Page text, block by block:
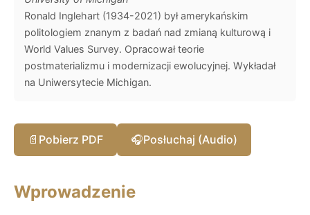
Ronald Inglehart (1934-2021) był amerykańskim
politologiem znanym z badań nad zmianą kulturową i
World Values Survey. Opracował teorie
postmaterializmu i modernizacji ewolucyjnej. Wykładał
na Uniwersytecie Michigan.
📄 Pobierz PDF 🎧Posłuchaj (Audio)
Wprowadzenie